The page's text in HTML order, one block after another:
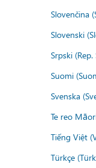
Slovenčina
Slovenski
Srpski
Suomi
Svenska
Te reo
Tiếng Việt
Türkçe